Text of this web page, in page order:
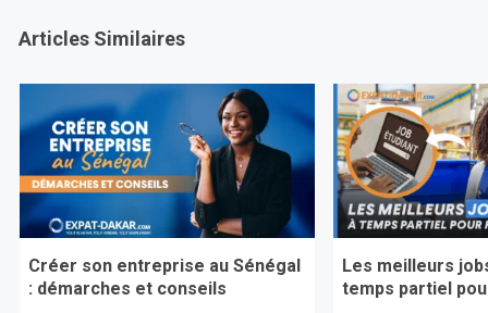
Articles Similaires
Créer son entreprise au Sénégal
: démarches et conseils
Les meilleurs
temps partiel